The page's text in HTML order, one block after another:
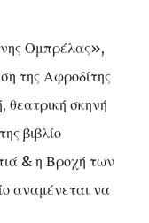
Ομπρέλας»,
της Αφροδίτης
θεατρική σκηνή
βιβλίο
& η Βροχή των
αναμένεται να